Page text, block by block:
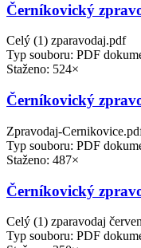
Černíkovický
Celý (1) zparavodaj.pdf
Typ souboru: PDF
Staženo: 524×
Černíkovický
Zpravodaj-
Typ souboru: PDF
Staženo: 487×
Černíkovický
Celý (1) zparavodaj
Typ souboru: PDF